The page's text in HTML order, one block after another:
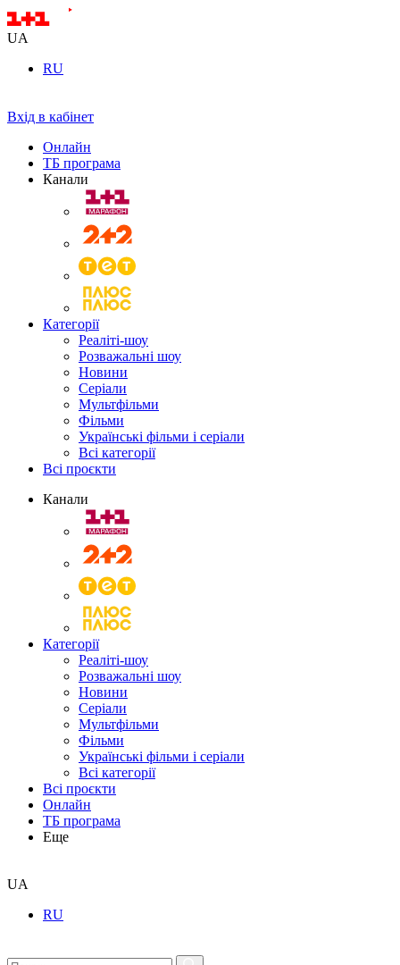
UA
RU
Вхід в кабінет
Онлайн
ТБ програма
Канали
Категорії
Реаліті-шоу
Розважальні шоу
Новини
Серіали
Мультфільми
Фільми
Українські фільми і серіали
Всі категорії
Всі проєкти
Канали
Категорії
Реаліті-шоу
Розважальні шоу
Новини
Серіали
Мультфільми
Фільми
Українські фільми і серіали
Всі категорії
Всі проєкти
Онлайн
ТБ програма
Еще
UA
RU